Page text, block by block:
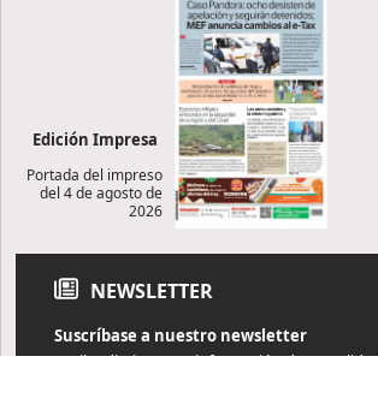
Edición Impresa
Portada del impreso
del 4 de agosto de
2026
NEWSLETTER
Suscríbase a nuestro newsletter
Reciba diariamente información de